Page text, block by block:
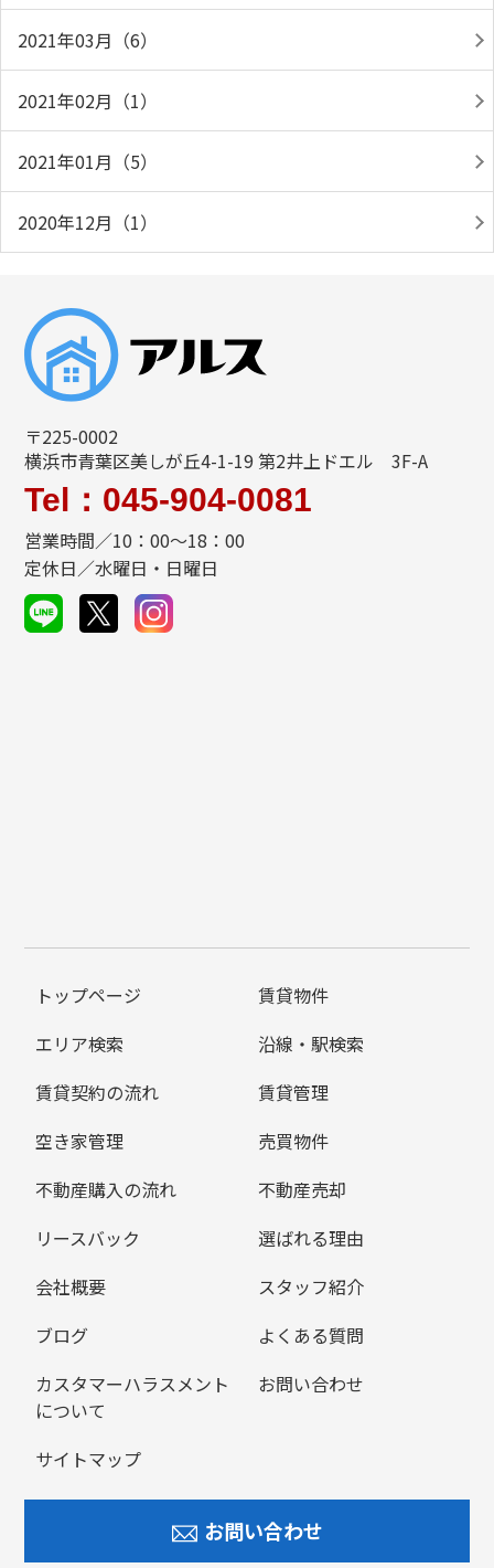
2021年03月（6）
2021年02月（1）
2021年01月（5）
2020年12月（1）
〒225-0002
横浜市青葉区美しが丘4-1-19 第2井上ドエル 3F-A
Tel：045-904-0081
営業時間／10：00～18：00
定休日／水曜日・日曜日
トップページ
賃貸物件
エリア検索
沿線・駅検索
賃貸契約の流れ
賃貸管理
空き家管理
売買物件
不動産購入の流れ
不動産売却
リースバック
選ばれる理由
会社概要
スタッフ紹介
ブログ
よくある質問
カスタマーハラスメント
について
お問い合わせ
サイトマップ
お問い合わせ